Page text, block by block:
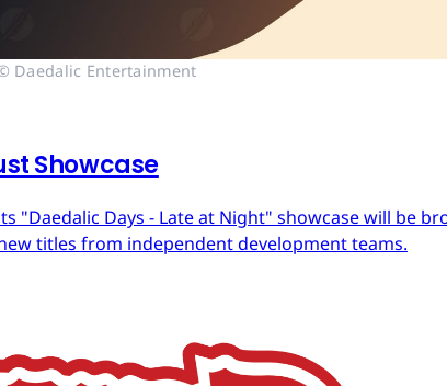
Daedalic Entertainment
Showcase
"Daedalic Days - Late at Night" showcase will be
titles from independent development teams.